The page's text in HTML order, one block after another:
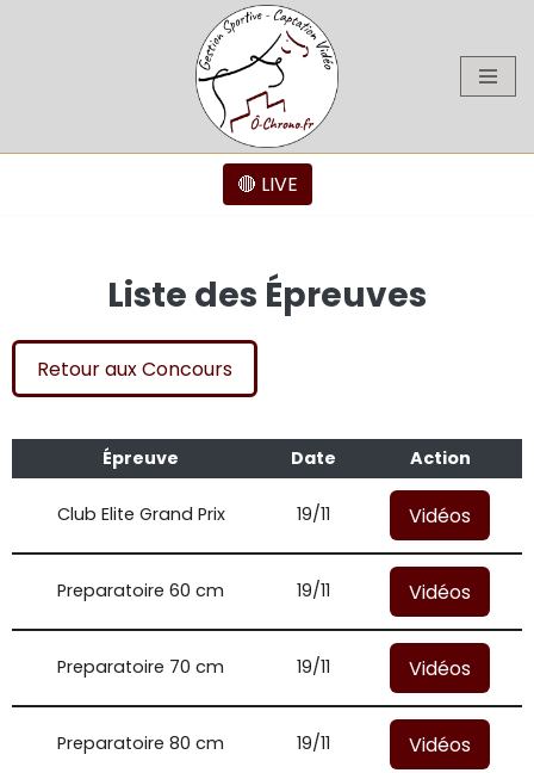
🔴 LIVE
Liste des Épreuves
Retour aux Concours
Épreuve Date Action
Club Elite Grand Prix 19/11 Vidéos
Preparatoire 60 cm 19/11 Vidéos
Preparatoire 70 cm 19/11 Vidéos
Preparatoire 80 cm 19/11 Vidéos